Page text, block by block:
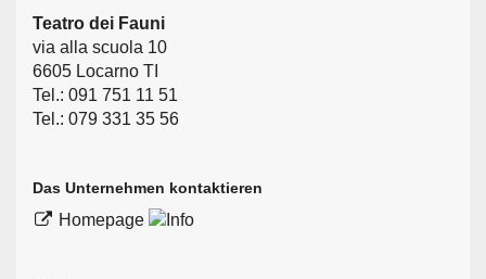
Teatro dei Fauni
via alla scuola 10
6605 Locarno TI
Tel.: 091 751 11 51
Tel.: 079 331 35 56
Das Unternehmen kontaktieren
Homepage